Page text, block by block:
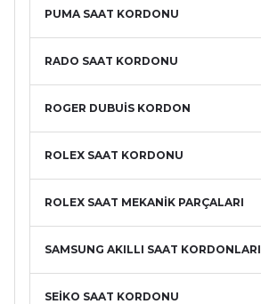
PUMA SAAT KORDONU
RADO SAAT KORDONU
ROGER DUBUİS KORDON
ROLEX SAAT KORDONU
ROLEX SAAT MEKANİK PARÇALARI
SAMSUNG AKILLI SAAT KORDONLARI
SEİKO SAAT KORDONU